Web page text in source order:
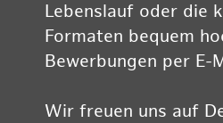
Lebenslauf oder die
Formaten bequem
Bewerbungen per E-
Wir freuen uns auf